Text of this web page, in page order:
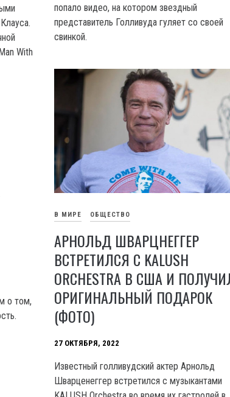
With
попало видео, на котором звездный
представитель Голливуда гуляет со своей
свинкой.
В МИРЕ ОБЩЕСТВО
АРНОЛЬД ШВАРЦНЕГГЕР
ВСТРЕТИЛСЯ С KALUSH
ORCHESTRA В США И
ОРИГИНАЛЬНЫЙ ПОДАРОК
(ФОТО)
27 ОКТЯБРЯ, 2022
Известный голливудский актер Арнольд
Шварценеггер встретился с музыкантами
о том,